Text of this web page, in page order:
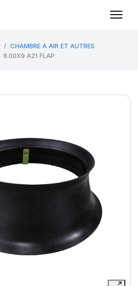
CHAMBRE A AIR ET AUTRES
6.00X9 A21 FLAP